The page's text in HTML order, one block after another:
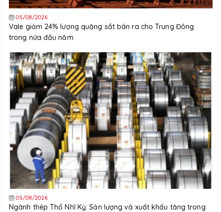
05/08/2026
Vale giảm 24% lượng quặng sắt bán ra cho Trung Đông
trong nửa đầu năm
05/08/2026
Ngành thép Thổ Nhĩ Kỳ: Sản lượng và xuất khẩu tăng trong